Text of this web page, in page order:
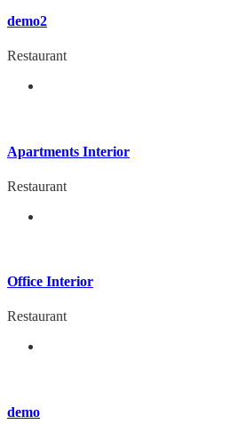
demo2
Restaurant
Apartments Interior
Restaurant
Office Interior
Restaurant
demo